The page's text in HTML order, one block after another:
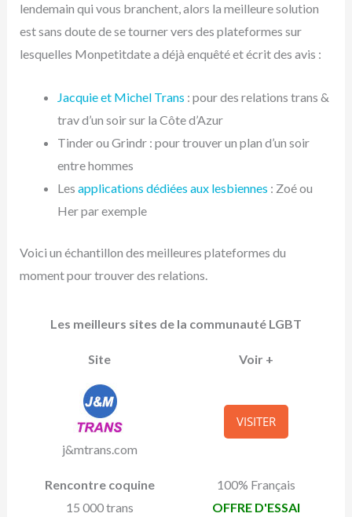
lendemain qui vous branchent, alors la meilleure solution
est sans doute de se tourner vers des plateformes sur
lesquelles Monpetitdate a déjà enquêté et écrit des avis :
Jacquie et Michel Trans : pour des relations trans &
trav d’un soir sur la Côte d’Azur
Tinder ou Grindr : pour trouver un plan d’un soir
entre hommes
Les applications dédiées aux lesbiennes : Zoé ou
Her par exemple
Voici un échantillon des meilleures plateformes du
moment pour trouver des relations.
Les meilleurs sites de la communauté LGBT
Site Voir +
j&mtrans.com
VISITER
Rencontre coquine
15 000 trans
100% Français
OFFRE D'ESSAI